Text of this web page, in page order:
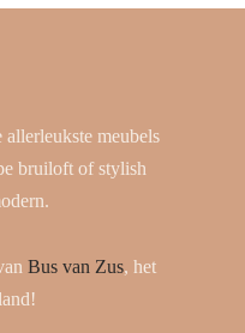
meubels
bruiloft of stylish
Bus van Zus, het